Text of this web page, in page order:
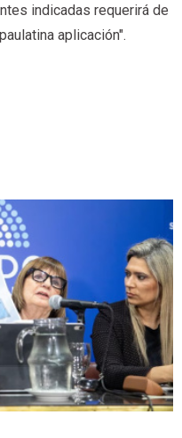
indicadas requerirá de
aplicación".